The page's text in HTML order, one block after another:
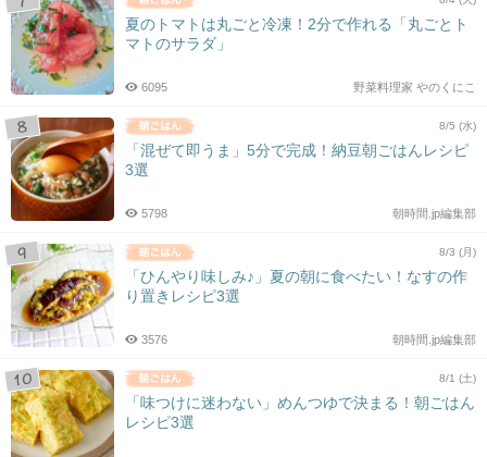
夏のトマトは丸ごと冷凍！2分で作れる「丸ごとト
マトのサラダ」
野菜料理家 やのくにこ
6095
8/5 (水)
「混ぜて即うま」5分で完成！納豆朝ごはんレシピ
3選
朝時間.jp編集部
5798
8/3 (月)
「ひんやり味しみ♪」夏の朝に食べたい！なすの作
り置きレシピ3選
朝時間.jp編集部
3576
8/1 (土)
「味つけに迷わない」めんつゆで決まる！朝ごはん
レシピ3選